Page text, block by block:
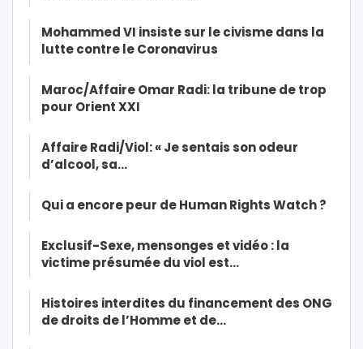
Mohammed VI insiste sur le civisme dans la
lutte contre le Coronavirus
Maroc/Affaire Omar Radi: la tribune de trop
pour Orient XXI
Affaire Radi/Viol: « Je sentais son odeur
d’alcool, sa…
Qui a encore peur de Human Rights Watch ?
Exclusif-Sexe, mensonges et vidéo : la
victime présumée du viol est…
Histoires interdites du financement des ONG
de droits de l’Homme et de…